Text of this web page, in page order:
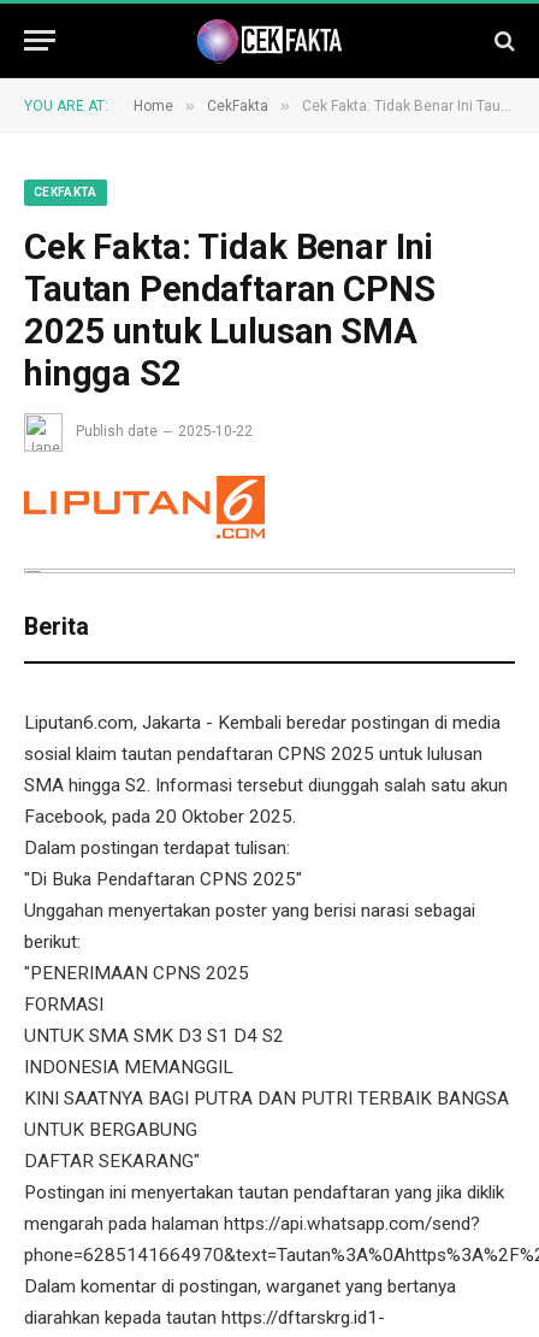
YOU ARE AT: Home » CekFakta » Cek Fakta: Tidak Benar Ini Tautan Pendaftaran CPNS 2025 untuk Lulusan SMA hingga S2
CEKFAKTA
Cek Fakta: Tidak Benar Ini
Tautan Pendaftaran CPNS
2025 untuk Lulusan SMA
hingga S2
Publish date 2025-10-22
Berita
Liputan6.com, Jakarta - Kembali beredar postingan di media
sosial klaim tautan pendaftaran CPNS 2025 untuk lulusan
SMA hingga S2. Informasi tersebut diunggah salah satu akun
Facebook, pada 20 Oktober 2025.
Dalam postingan terdapat tulisan:
"Di Buka Pendaftaran CPNS 2025"
Unggahan menyertakan poster yang berisi narasi sebagai
berikut:
"PENERIMAAN CPNS 2025
FORMASI
UNTUK SMA SMK D3 S1 D4 S2
INDONESIA MEMANGGIL
KINI SAATNYA BAGI PUTRA DAN PUTRI TERBAIK BANGSA
UNTUK BERGABUNG
DAFTAR SEKARANG"
Postingan ini menyertakan tautan pendaftaran yang jika diklik
mengarah pada halaman https://api.whatsapp.com/send?
Dalam komentar di postingan, warganet yang bertanya
diarahkan kepada tautan https://dftarskrg.id1-